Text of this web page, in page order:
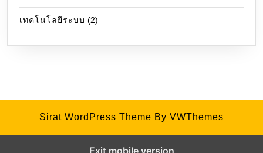
เทคโนโลยีระบบ (2)
Sirat WordPress Theme By VWThemes